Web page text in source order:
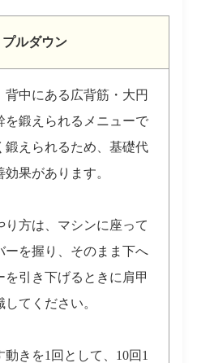
プルダウン
中にある広背筋・大円
を鍛えられるメニューで
鍛えられるため、基礎代
果があります。
り方は、マシンに座って
ーを握り、そのまま下へ
を引き下げるときに肩甲
てください。
きを1回として、10回1